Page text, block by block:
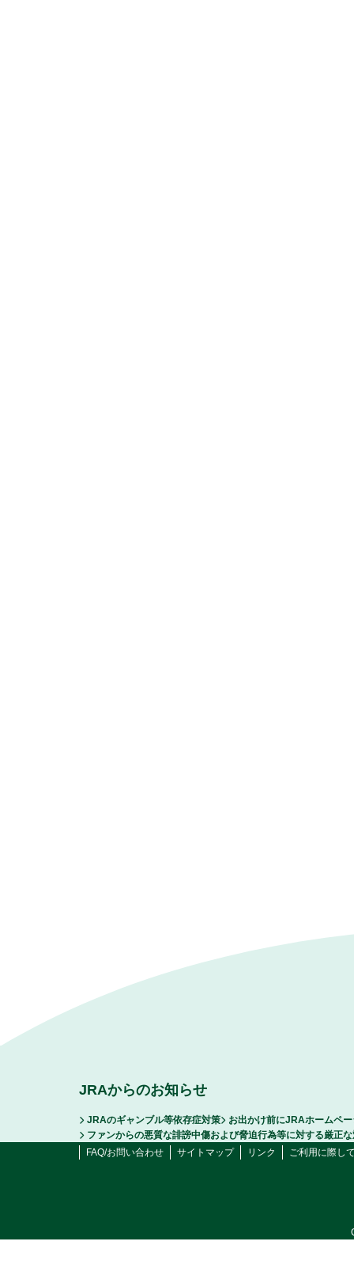
JRAからのお知らせ
JRAのギャンブル等依存症対策
お出かけ前にJRAホームペ
ファンからの悪質な誹謗中傷および脅迫行為等に対する厳正
FAQ/お問い合わせ
サイトマップ リンク ご利用に際し